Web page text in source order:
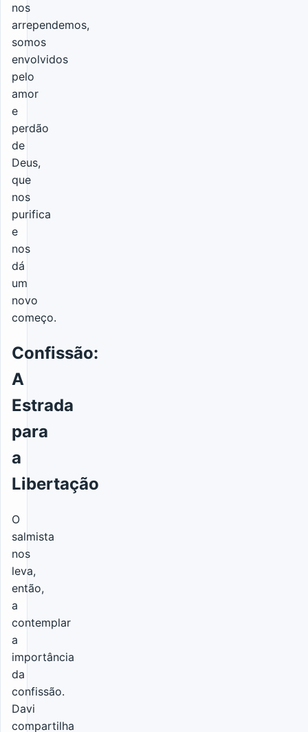
nos
arrependemos,
somos
envolvidos
pelo
amor
e
perdão
de
Deus,
que
nos
purifica
e
nos
dá
um
novo
começo.
Confissão:
A
Estrada
para
a
Libertação
O
salmista
nos
leva,
então,
a
contemplar
a
importância
da
confissão.
Davi
compartilha